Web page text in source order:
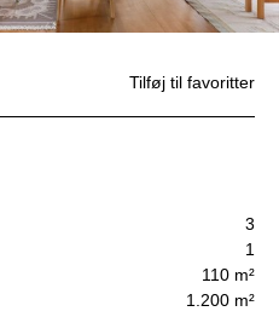
3
1
110 m²
1.200 m²
Tilføj til favoritter